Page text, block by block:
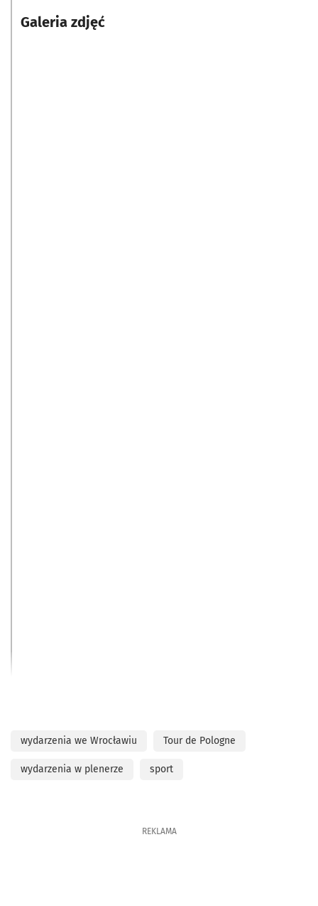
Galeria zdjęć
wydarzenia we Wrocławiu Tour de Pologne
wydarzenia w plenerze sport
REKLAMA